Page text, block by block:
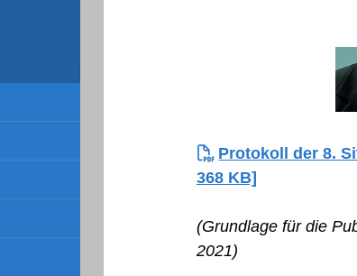
Protokoll der 8.
368 KB]
(Grundlage für die
2021)